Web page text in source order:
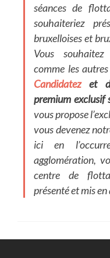
séances de
souhaiteriez
bruxelloises et
Vous
comme les
Candidatezet
premium exclusif
vous propose
vous devenez
ici en
agglomération,
centre de
présenté et mis